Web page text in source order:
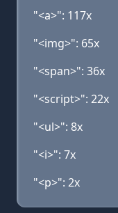
"<a>": 117x
"<img>": 65x
"<span>": 36x
"<script>": 22x
"<ul>": 8x
"<i>": 7x
"<p>": 2x